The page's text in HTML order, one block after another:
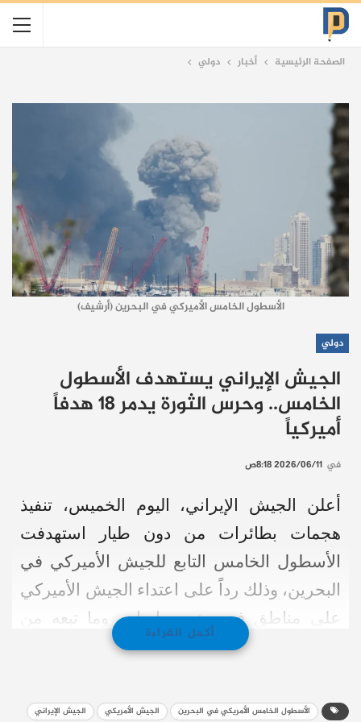
الصفحة الرئيسية أخبار دولي
الأسطول الخامس الأميركي في البحرين (أرشيف)
دولي
الجيش الإيراني يستهدف الأسطول
الخامس.. وحرس الثورة يدمر 18 هدفاً
أميركياً
في 2026/06/11 8:18ص
أعلن الجيش الإيراني، اليوم الخميس، تنفيذ
هجمات بطائرات من دون طيار استهدفت
الأسطول الخامس التابع للجيش الأميركي في
البحرين، وذلك رداً على اعتداء الجيش الأميركي
على مناطق في جنوبي إيران، وما تبعه من
انتهاك لوقف إطلاق النار.
الهجمات نُفذت باستخدام طائرات من دون
أكمل القراءة
الأسطول الخامس الأمريكي في البحرين الجيش الأمريكي
الجيش الإيراني